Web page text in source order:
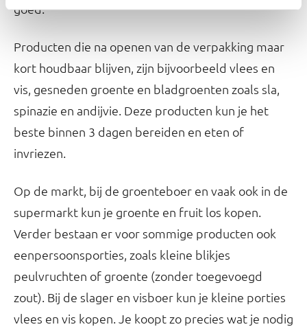
goed.
Producten die na openen van de verpakking maar
kort houdbaar blijven, zijn bijvoorbeeld vlees en
vis, gesneden groente en bladgroenten zoals sla,
spinazie en andijvie. Deze producten kun je het
beste binnen 3 dagen bereiden en eten of
invriezen.
Op de markt, bij de groenteboer en vaak ook in de
supermarkt kun je groente en fruit los kopen.
Verder bestaan er voor sommige producten ook
eenpersoonsporties, zoals kleine blikjes
peulvruchten of groente (zonder toegevoegd
zout). Bij de slager en visboer kun je kleine porties
vlees en vis kopen. Je koopt zo precies wat je nodig